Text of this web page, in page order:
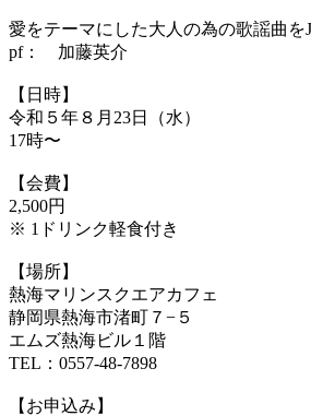
愛をテーマにした大人の為の歌謡曲
pf： 加藤英介
【日時】
令和５年８月23日（水）
17時〜
【会費】
2,500円
※ 1ドリンク軽食付き
【場所】
熱海マリンスクエアカフェ
静岡県熱海市渚町７−５
エムズ熱海ビル１階
TEL：0557-48-7898
【お申込み】